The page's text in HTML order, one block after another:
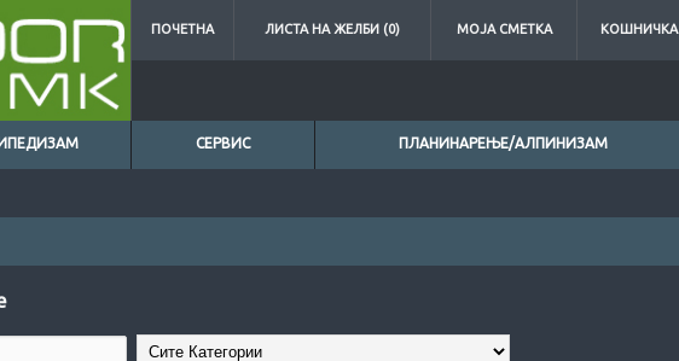
ПОЧЕТНА ЛИСТА НА ЖЕЛБИ (0) МОЈА СМЕТКА КОШНИЧКА
СЕРВИС ПЛАНИНАРЕЊЕ/АЛПИНИЗАМ